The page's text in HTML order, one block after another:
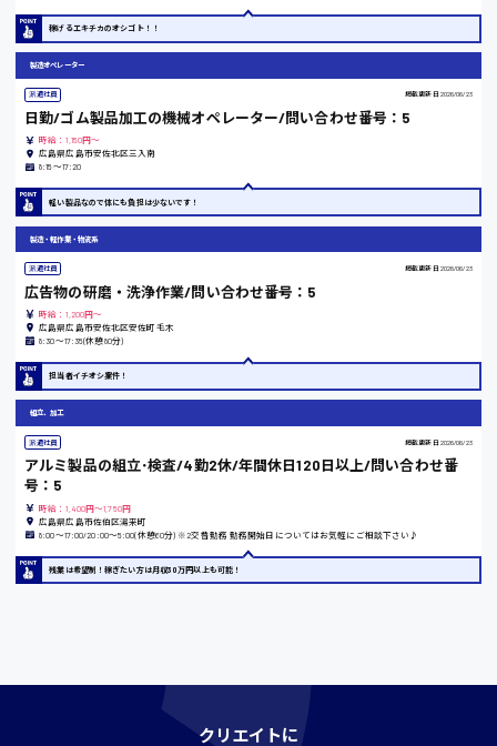
東京都
香川県
愛知県
宮城県
時給1200円〜
時給1100円〜
稼げるエキチカのオシゴト！！
製造オペレーター
派遣社員 掲載更新日 2026/06/23
日勤/ゴム製品加工の機械オペレーター/問い合わせ番号：5
時給：1,150円～
広島県広島市安佐北区三入南
8:15〜17:20
軽い製品なので体にも負担は少ないです！
製造・軽作業・物流系
派遣社員 掲載更新日 2026/06/23
広告物の研磨・洗浄作業/問い合わせ番号：5
時給：1,200円～
広島県広島市安佐北区安佐町毛木
8:30〜17:35(休憩80分)
担当者イチオシ案件！
組立、加工
派遣社員 掲載更新日 2026/06/23
アルミ製品の組立･検査/4勤2休/年間休日120日以上/問い合わせ番
号：5
時給：1,400円～1,750円
広島県広島市佐伯区湯来町
8:00〜17:00/20:00〜5:00(休憩60分) ※2交替勤務 勤務開始日についてはお気軽にご相談下さい♪
残業は希望制！稼ぎたい方は月収30万円以上も可能！
クリエイトに